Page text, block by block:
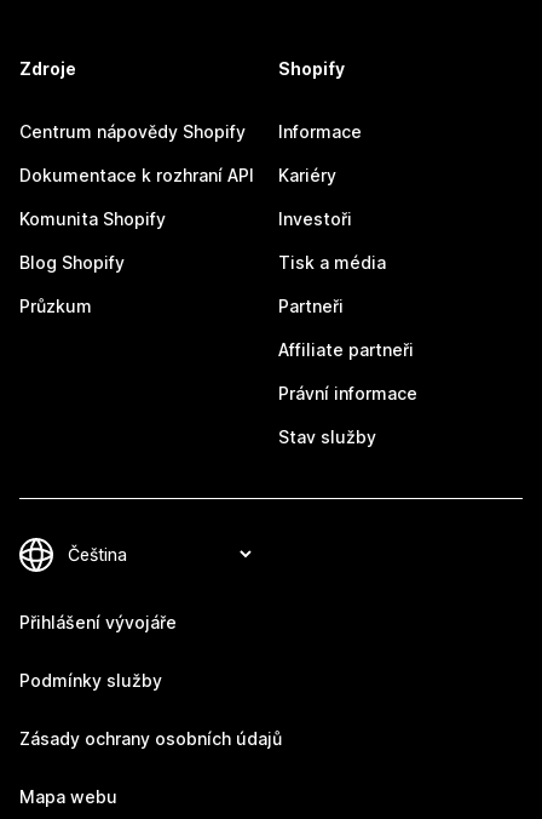
Zdroje
Centrum nápovědy Shopify
Dokumentace k rozhraní API
Komunita Shopify
Blog Shopify
Průzkum
Shopify
Informace
Kariéry
Investoři
Tisk a média
Partneři
Affiliate partneři
Právní informace
Stav služby
Přihlášení vývojáře
Podmínky služby
Zásady ochrany osobních údajů
Mapa webu